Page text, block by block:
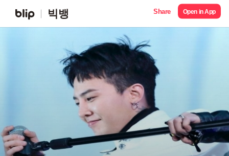
빅뱅 Share Open in App